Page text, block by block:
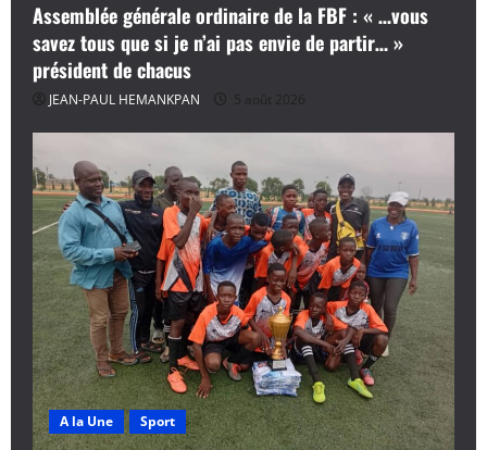
Assemblée générale ordinaire de la FBF : « …vous
savez tous que si je n’ai pas envie de partir… »
président de chacus
JEAN-PAUL HEMANKPAN 5 août 2026
A la Une Sport